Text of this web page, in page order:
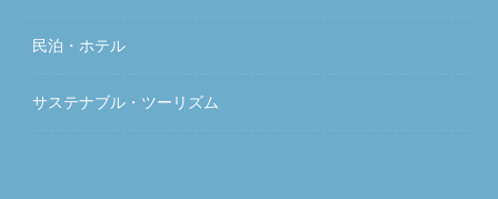
民泊・ホテル
サステナブル・ツーリズム